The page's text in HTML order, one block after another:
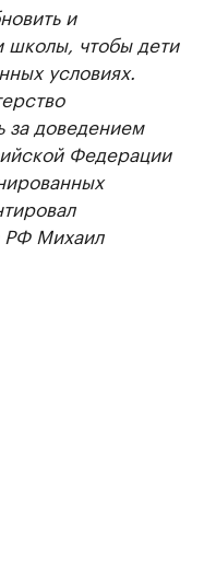
и
школы, чтобы дети
условиях.
за доведением
Федерации
РФ Михаил